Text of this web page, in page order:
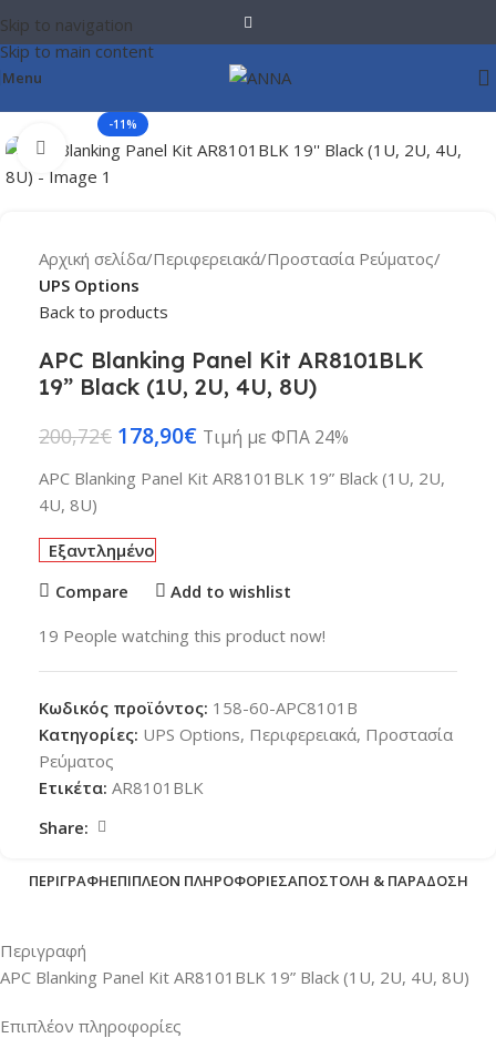
Skip to navigation
Skip to main content
Menu
-11%
Click to enlarge
Αρχική σελίδα Περιφερειακά Προστασία Ρεύματος
UPS Options
Back to products
APC Blanking Panel Kit AR8101BLK
19” Black (1U, 2U, 4U, 8U)
200,72€ 178,90€ Τιμή με ΦΠΑ 24%
APC Blanking Panel Kit AR8101BLK 19” Black (1U, 2U,
4U, 8U)
Εξαντλημένο
Compare
Add to wishlist
19 People watching this product now!
Κωδικός προϊόντος: 158-60-APC8101B
Κατηγορίες: UPS Options, Περιφερειακά, Προστασία
Ρεύματος
Ετικέτα: AR8101BLK
Share:
ΠΕΡΙΓΡΑΦΉΕΠΙΠΛΈΟΝ ΠΛΗΡΟΦΟΡΊΕΣΑΠΟΣΤΟΛΉ & ΠΑΡΆΔΟΣΗ
Περιγραφή
APC Blanking Panel Kit AR8101BLK 19” Black (1U, 2U, 4U, 8U)
Επιπλέον πληροφορίες